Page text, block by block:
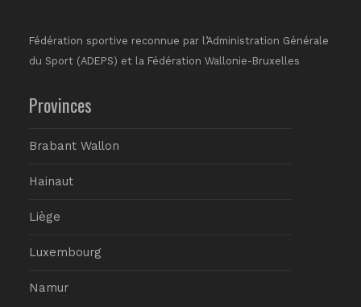
Fédération sportive reconnue par l’Administration Générale
du Sport (ADEPS) et la Fédération Wallonie-Bruxelles
Provinces
Brabant Wallon
Hainaut
Liège
Luxembourg
Namur